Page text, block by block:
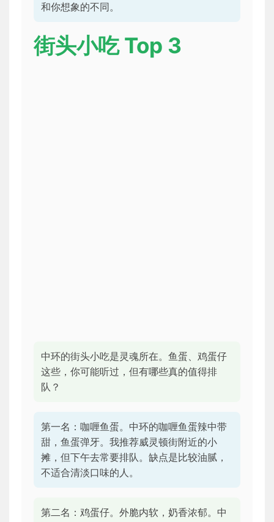
和你想象的不同。
街头小吃 Top 3
中环的街头小吃是灵魂所在。鱼蛋、鸡蛋仔
这些，你可能听过，但有哪些真的值得排
队？
第一名：咖喱鱼蛋。中环的咖喱鱼蛋辣中带
甜，鱼蛋弹牙。我推荐威灵顿街附近的小
摊，但下午去常要排队。缺点是比较油腻，
不适合清淡口味的人。
第二名：鸡蛋仔。外脆内软，奶香浓郁。中